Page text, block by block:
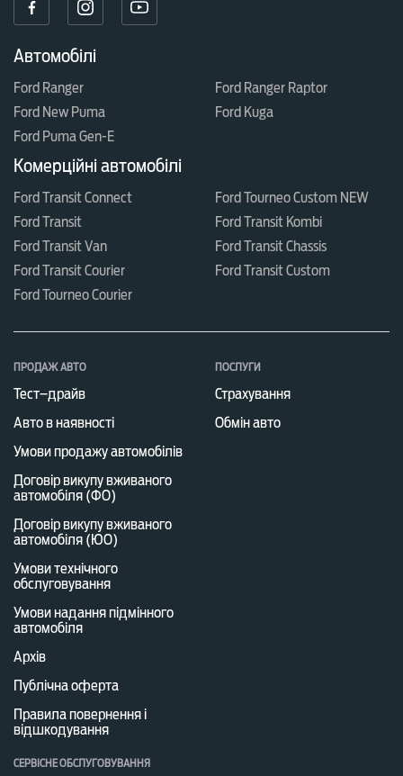
Автомобілі
Ford Ranger
Ford Ranger Raptor
Ford New Puma
Ford Kuga
Ford Puma Gen-E
Комерційні автомобілі
Ford Transit Connect
Ford Tourneo Custom NEW
Ford Transit
Ford Transit Kombi
Ford Transit Van
Ford Transit Chassis
Ford Transit Courier
Ford Transit Custom
Ford Tourneo Courier
ПРОДАЖ АВТО
Тест–драйв
Авто в наявності
Умови продажу автомобілів
Договір викупу вживаного
автомобіля (ФО)
Договір викупу вживаного
автомобіля (ЮО)
Умови технічного
обслуговування
Умови надання підмінного
автомобіля
Архів
Публічна оферта
Правила повернення і
відшкодування
ПОСЛУГИ
Страхування
Обмін авто
СЕРВІСНЕ ОБСЛУГОВУВАННЯ